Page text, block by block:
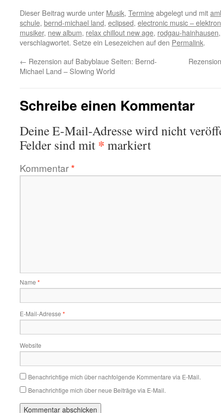
Dieser Beitrag wurde unter Musik, Termineabgelegt und mit
schule, bernd-michael land, eclipsed, electronic music –
musiker, new album, relax chillout new age, rodgau-hainhausen
verschlagwortet. Setze ein Lesezeichen auf den Permalink.
← Rezension auf Babyblaue Seiten: Bernd-
Michael Land – Slowing World
Schreibe einen Kommentar
Deine E-Mail-Adresse wird nicht
Felder sind mit * markiert
Kommentar*
Name *
E-Mail-Adresse *
Website
Benachrichtige mich über nachfolgende Kommentare via E-Mail.
Benachrichtige mich über neue Beiträge via E-Mail.